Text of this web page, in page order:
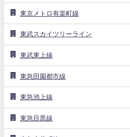
東京メトロ有楽町線
東武スカイツリーライン
東武東上線
東急田園都市線
東急池上線
東急目黒線